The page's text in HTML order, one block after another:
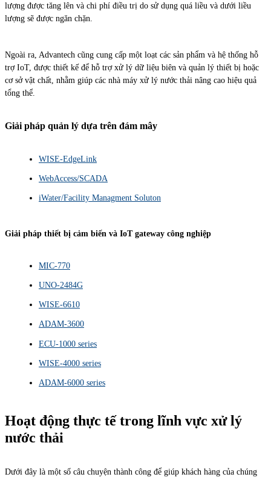
lượng được tăng lên và chi phí điều trị do sử dụng quá liều và dưới liều
lượng sẽ được ngăn chặn.
Ngoài ra, Advantech cũng cung cấp một loạt các sản phẩm và hệ thống hỗ
trợ IoT, được thiết kế để hỗ trợ xử lý dữ liệu biên và quản lý thiết bị hoặc
cơ sở vật chất, nhằm giúp các nhà máy xử lý nước thải nâng cao hiệu quả
tổng thể.
Giải pháp quản lý dựa trên đám mây
WISE-EdgeLink
WebAccess/SCADA
iWater/Facility Managment Soluton
Giải pháp thiết bị cảm biến và IoT gateway công nghiệp
MIC-770
UNO-2484G
WISE-6610
ADAM-3600
ECU-1000 series
WISE-4000 series
ADAM-6000 series
Hoạt động thực tế trong lĩnh vực xử lý
nước thải
Dưới đây là một số câu chuyện thành công để giúp khách hàng của chúng